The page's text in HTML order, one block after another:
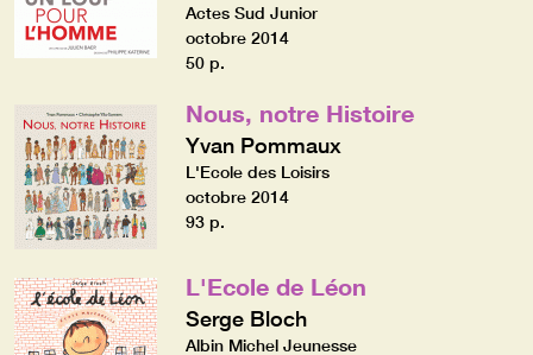
Actes Sud Junior
octobre 2014
50 p.
Nous, notre Histoire
Yvan Pommaux
L'Ecole des Loisirs
octobre 2014
93 p.
L'Ecole de Léon
Serge Bloch
Albin Michel Jeunesse